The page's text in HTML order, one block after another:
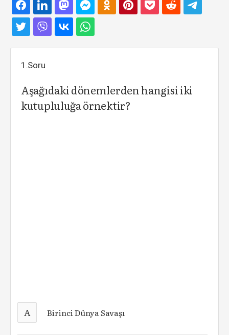
1.Soru
Aşağıdaki dönemlerden hangisi iki
kutupluluğa örnektir?
A Birinci Dünya Savaşı